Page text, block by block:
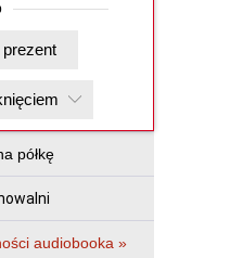
Kup na prezent
półkę
audiobooka »